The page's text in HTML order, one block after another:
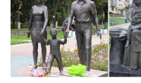
магазина…
Купить Статуэтки
Мастер по выгодным ценам
представлены статуэтки
лошадей.Статуэтки и